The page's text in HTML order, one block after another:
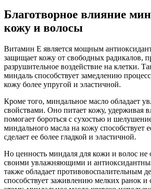
Благотворное влияние
кожу и волосы
Витамин Е является мощным
защищает кожу от свободных радикалов,
разрушительное воздействие на клетки.
миндаль способствует замедлению
кожу более упругой и эластичной.
Кроме того, миндальное масло обладает
свойствами. Оно питает кожу, удерживая
помогает бороться с сухостью и
миндального масла на кожу способствует
сделает ее более гладкой и эластичной.
Но ценность миндаля для кожи и волос не
своими увлажняющими и
также обладает противовоспалительным
способствует заживлению мелких ранок и